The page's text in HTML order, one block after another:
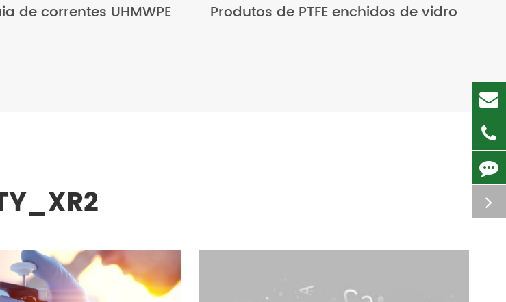
de correntes UHMWPE Produtos de PTFE enchidos de vidro